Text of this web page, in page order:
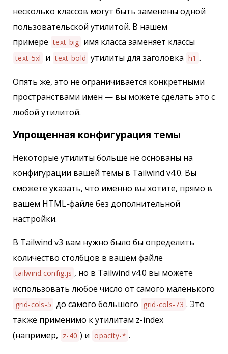
несколько классов могут быть заменены одной
пользовательской утилитой. В нашем
примере text-big имя класса заменяет классы
text-5xl и text-bold утилиты для заголовка h1 .
Опять же, это не ограничивается конкретными
пространствами имен — вы можете сделать это с
любой утилитой.
Упрощенная конфигурация темы
Некоторые утилиты больше не основаны на
конфигурации вашей темы в Tailwind v4.0. Вы
сможете указать, что именно вы хотите, прямо в
вашем HTML-файле без дополнительной
настройки.
В Tailwind v3 вам нужно было бы определить
количество столбцов в вашем файле
tailwind.config.js , но в Tailwind v4.0 вы можете
использовать любое число от самого маленького
grid-cols-5 до самого большого grid-cols-73 . Это
также применимо к утилитам z-index
(например, z-40 ) и opacity-* .